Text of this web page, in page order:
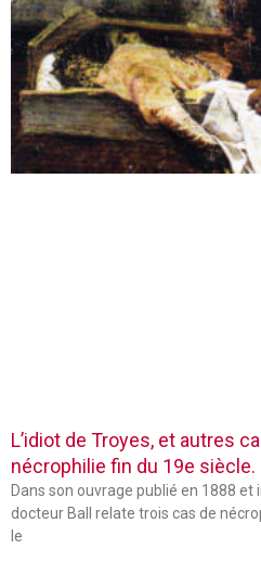
L’idiot de Troyes, et autres
nécrophilie fin du 19e siècle.
Dans son ouvrage publié en 1888 et
docteur Ball relate trois cas de
le